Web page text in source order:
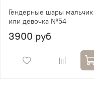
Гендерные шары мальчик
или девочка №54
3900 руб